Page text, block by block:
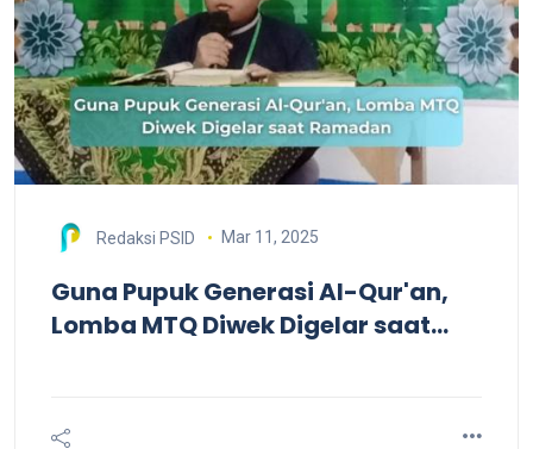
Redaksi PSID Mar 11, 2025
Guna Pupuk Generasi Al-Qur'an,
Lomba MTQ Diwek Digelar saat